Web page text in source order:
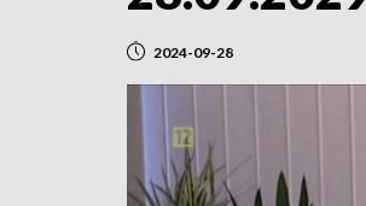
2024-09-28